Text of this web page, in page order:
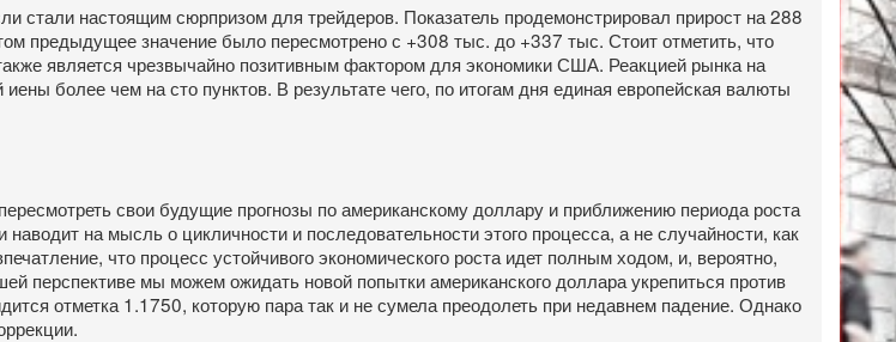
стали настоящим сюрпризом для трейдеров. Показатель продемонстрировал прирост на 288
предыдущее значение было пересмотрено с +308 тыс. до +337 тыс. Стоит отметить, что
является чрезвычайно позитивным фактором для экономики США. Реакцией рынка на
более чем на сто пунктов. В результате чего, по итогам дня единая европейская валюты
свои будущие прогнозы по американскому доллару и приближению периода роста
на мысль о цикличности и последовательности этого процесса, а не случайности, как
что процесс устойчивого экономического роста идет полным ходом, и, вероятно,
перспективе мы можем ожидать новой попытки американского доллара укрепиться против
отметка 1.1750, которую пара так и не сумела преодолеть при недавнем падение. Однако